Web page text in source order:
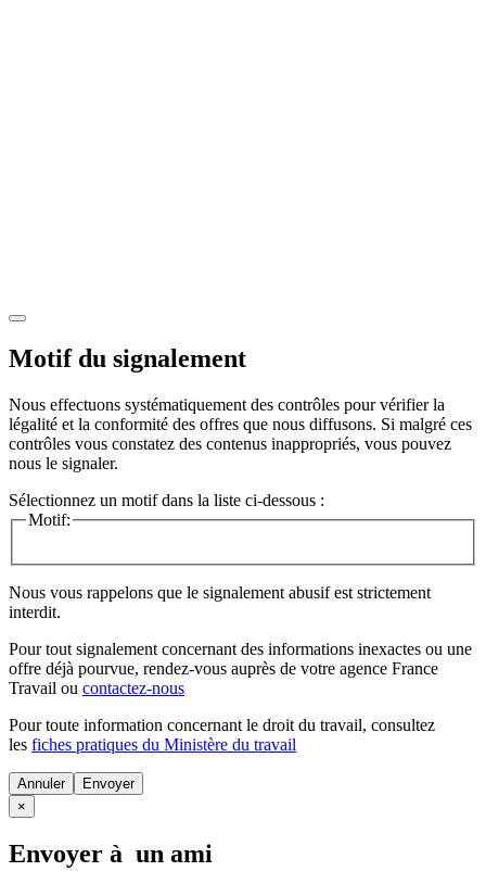
Motif du signalement
Nous effectuons systématiquement des contrôles pour vérifier la
légalité et la conformité des offres que nous diffusons. Si malgré ces
contrôles vous constatez des contenus inappropriés, vous pouvez
nous le signaler.
Sélectionnez un motif dans la liste ci-dessous :
Motif:
Nous vous rappelons que le signalement abusif est strictement
interdit.
Pour tout signalement concernant des informations inexactes ou une
offre déjà pourvue, rendez-vous auprès de votre agence France
Travail ou contactez-nous
Pour toute information concernant le droit du travail, consultez
les fiches pratiques du Ministère du travail
Annuler
×
Envoyer à un ami